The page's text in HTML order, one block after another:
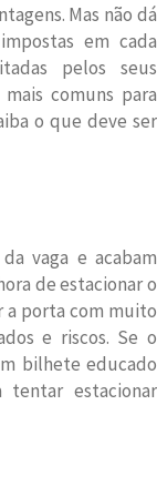
Mas não dá
em cada
pelos seus
comuns para
o que deve ser
vaga e acabam
de estacionar o
a porta com muito
e riscos. Se o
bilhete educado
tentar estacionar